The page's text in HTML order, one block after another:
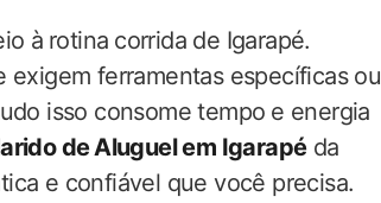
à⁤ rotina ⁢corrida de‍ Igarapé.
exigem ferramentas específicas ou
isso consome tempo⁤ e energia
de⁣ Aluguel em Igarapéda​
e confiável que você precisa.